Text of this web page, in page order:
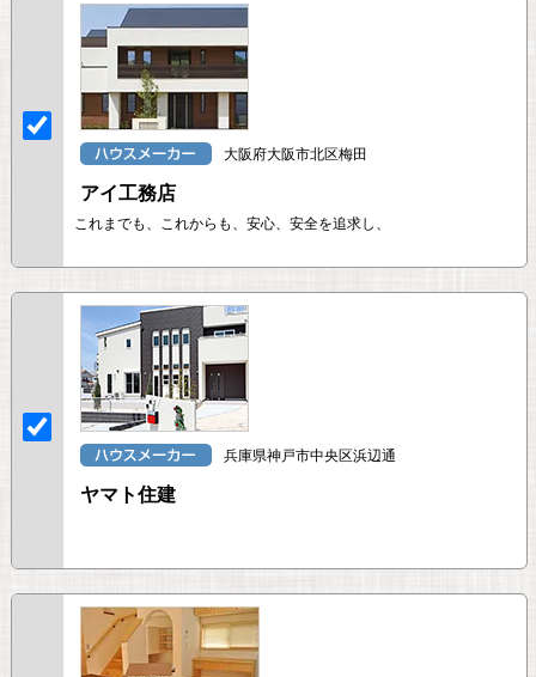
大阪府大阪市北区梅田
アイ工務店
これまでも、これからも、安心、安全を追求し、
兵庫県神戸市中央区浜辺通
ヤマト住建